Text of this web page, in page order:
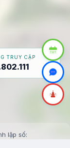
TRUY CẬP
lập số: